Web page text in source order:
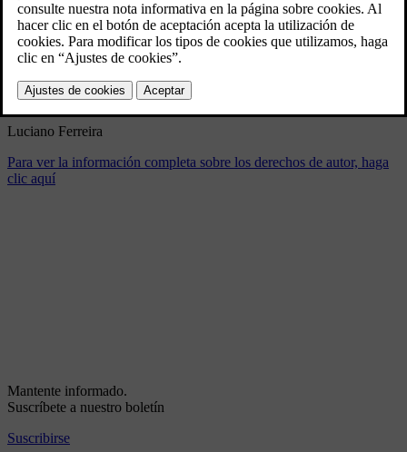
4/15/2024
Marcador
Compartir
Descargar
Luciano Ferreira
Para ver la información completa sobre los derechos de autor, haga
clic aquí